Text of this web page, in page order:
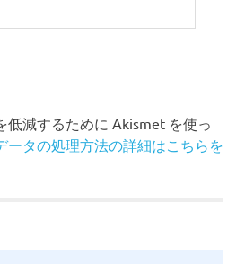
低減するために Akismet を使っ
ータの処理方法の詳細はこちらを